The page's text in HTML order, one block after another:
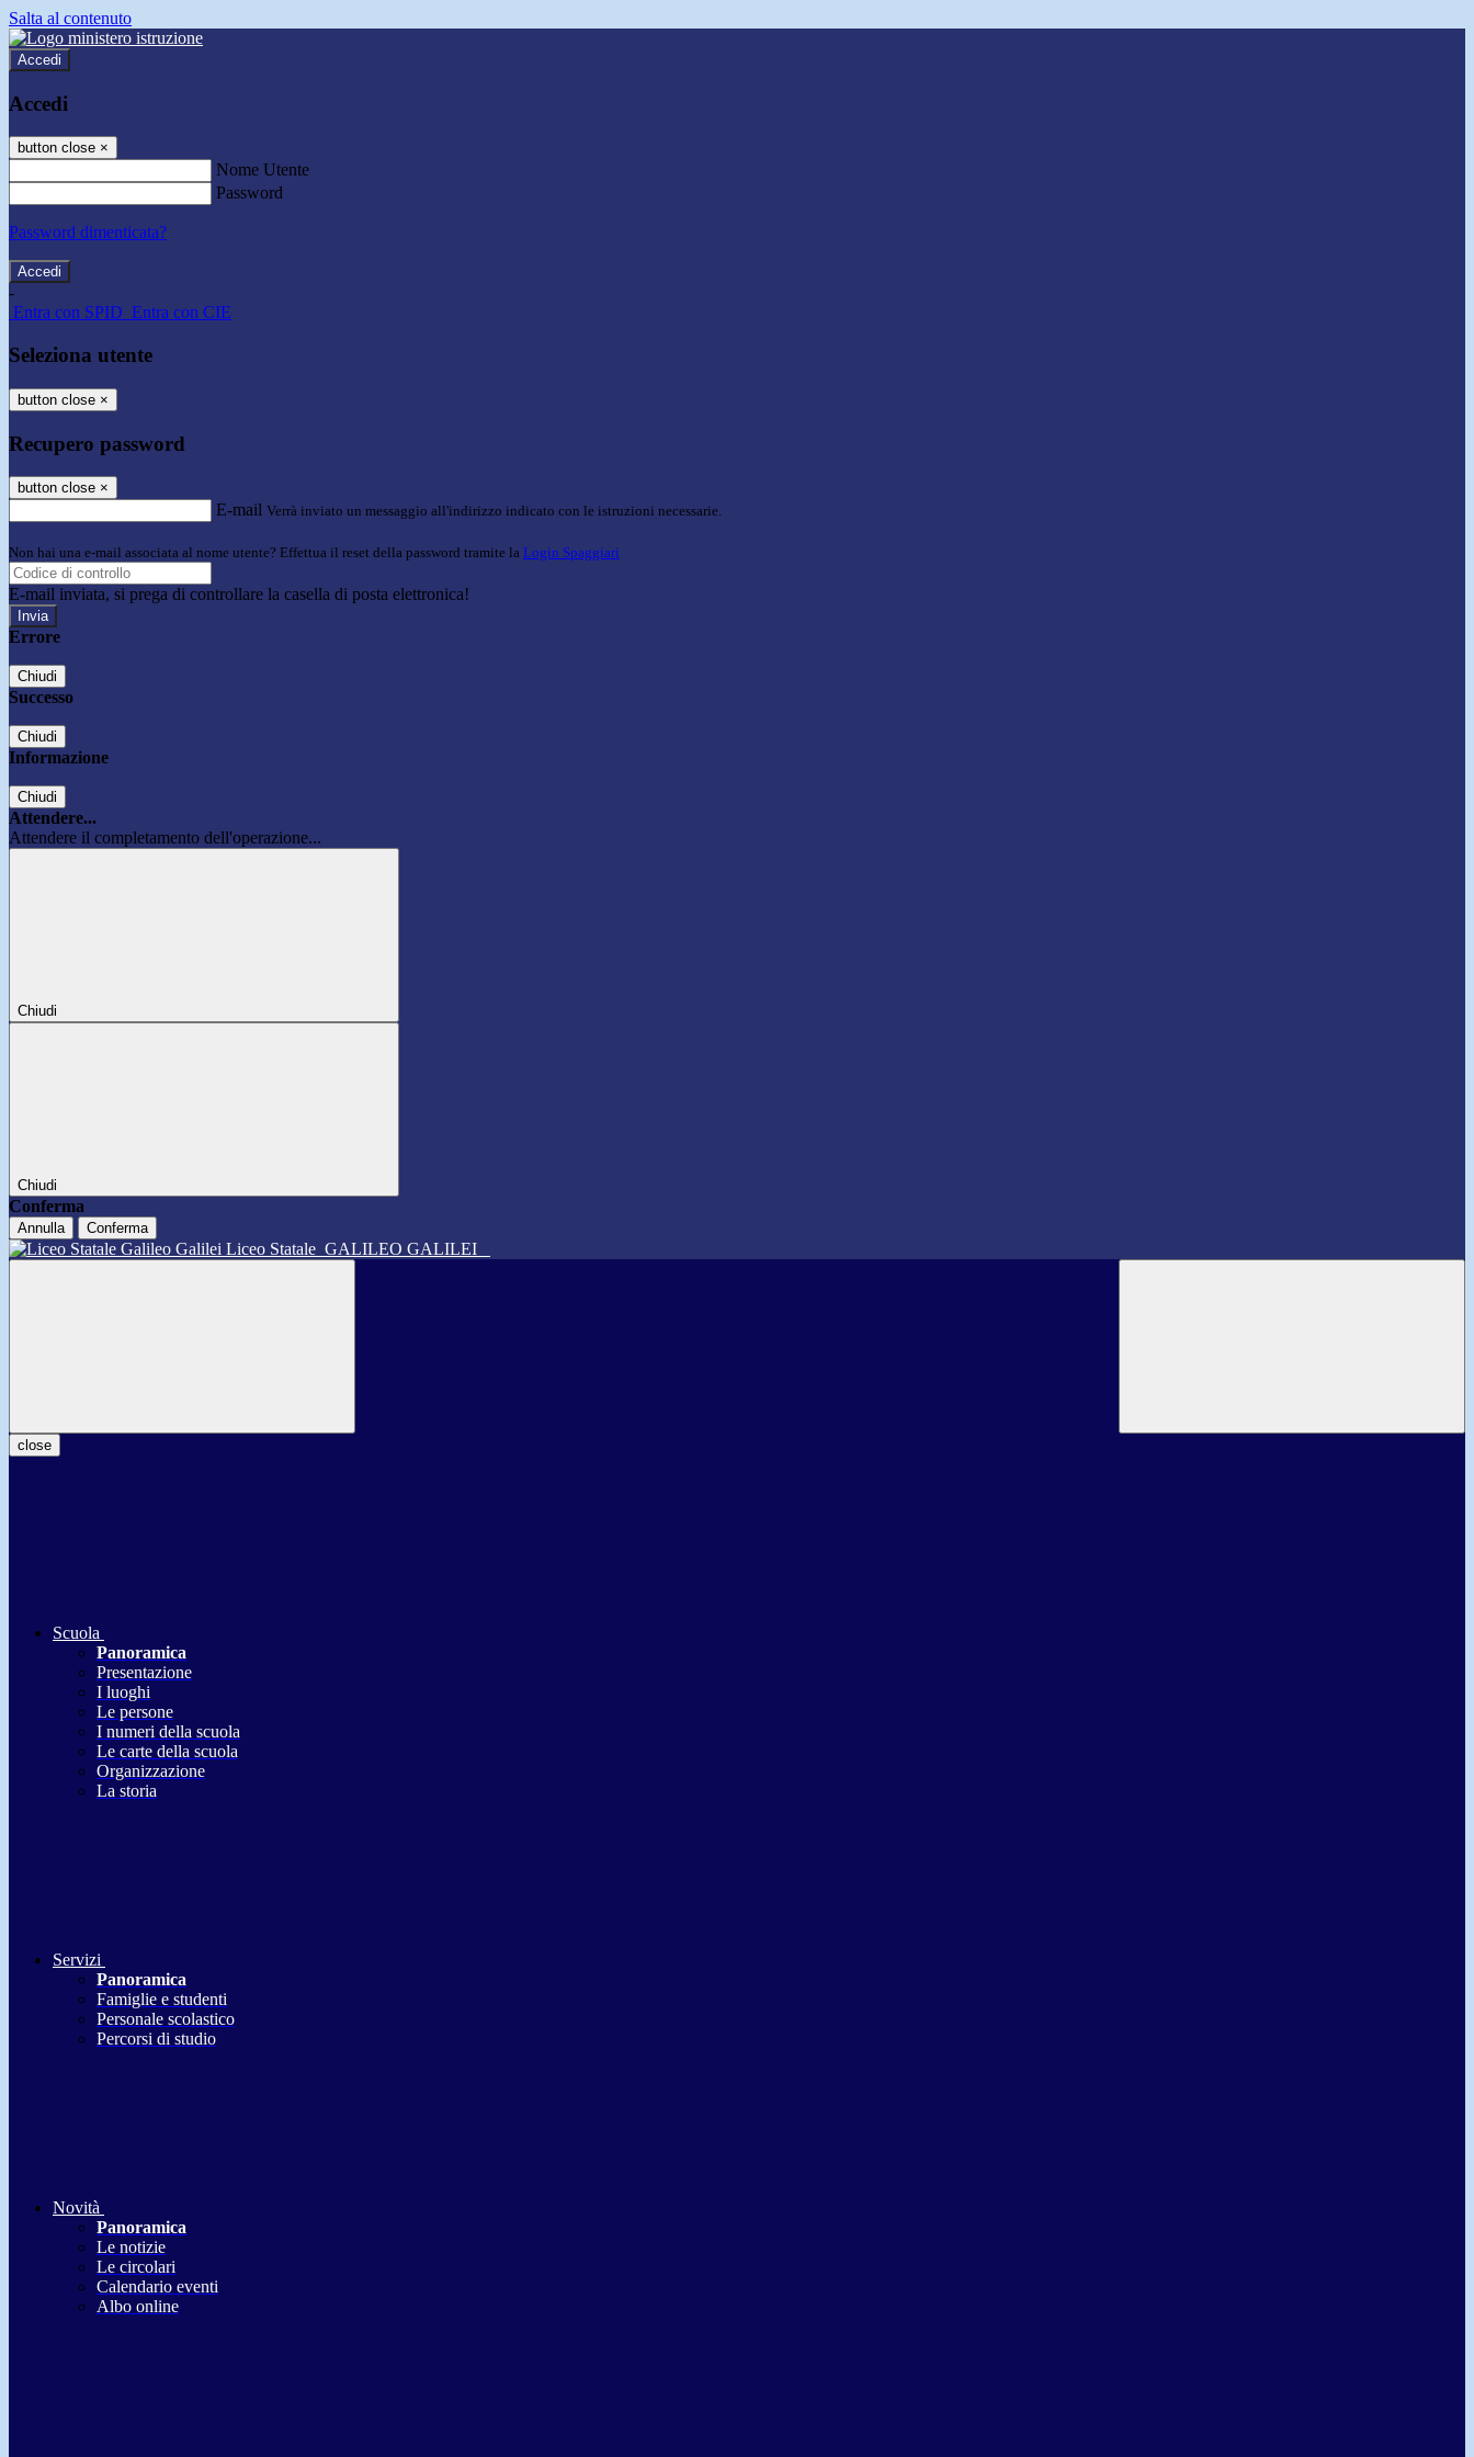
Salta al contenuto
Accedi
Accedi
button close ×
Nome Utente
Password
Password dimenticata?
-
Entra con SPID Entra con CIE
Seleziona utente
button close ×
Recupero password
button close ×
E-mail Verrà inviato un messaggio all'indirizzo indicato con le istruzioni necessarie.
Non hai una e-mail associata al nome utente? Effettua il reset della password tramite la Login Spaggiari
E-mail inviata, si prega di controllare la casella di posta elettronica!
Errore
Chiudi
Successo
Chiudi
Informazione
Chiudi
Attendere...
Attendere il completamento dell'operazione...
Chiudi
Chiudi
Conferma
Annulla Conferma
Liceo Statale GALILEO GALILEI
close
Scuola
Panoramica
Presentazione
I luoghi
Le persone
I numeri della scuola
Le carte della scuola
Organizzazione
La storia
Servizi
Panoramica
Famiglie e studenti
Personale scolastico
Percorsi di studio
Novità
Panoramica
Le notizie
Le circolari
Calendario eventi
Albo online